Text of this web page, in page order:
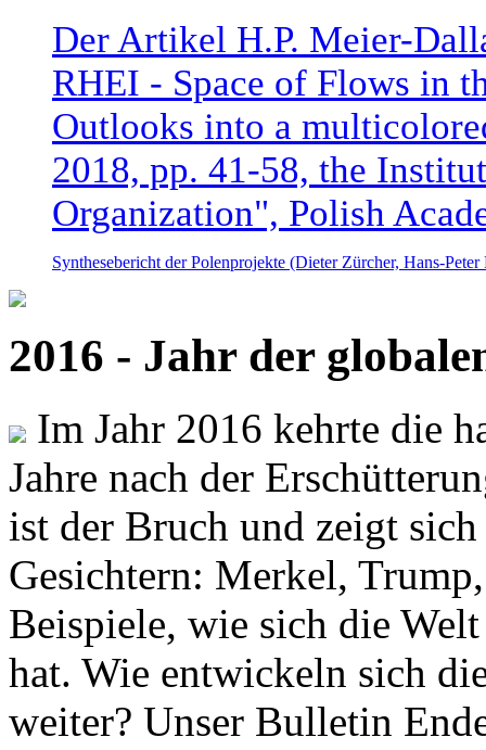
Der Artikel H.P. Meier-
RHEI - Space of Flows in
Outlooks into a
2018, pp. 41-58, the
Organization", Polish
Synthesebericht der Polenprojekte (Dieter Zürcher, Hans-
2016 - Jahr der
Im Jahr 2016 kehrte die
Jahre nach der
ist der Bruch und zeigt
Gesichtern: Merkel,
Beispiele, wie sich die
hat. Wie entwickeln sich
weiter? Unser Bulletin